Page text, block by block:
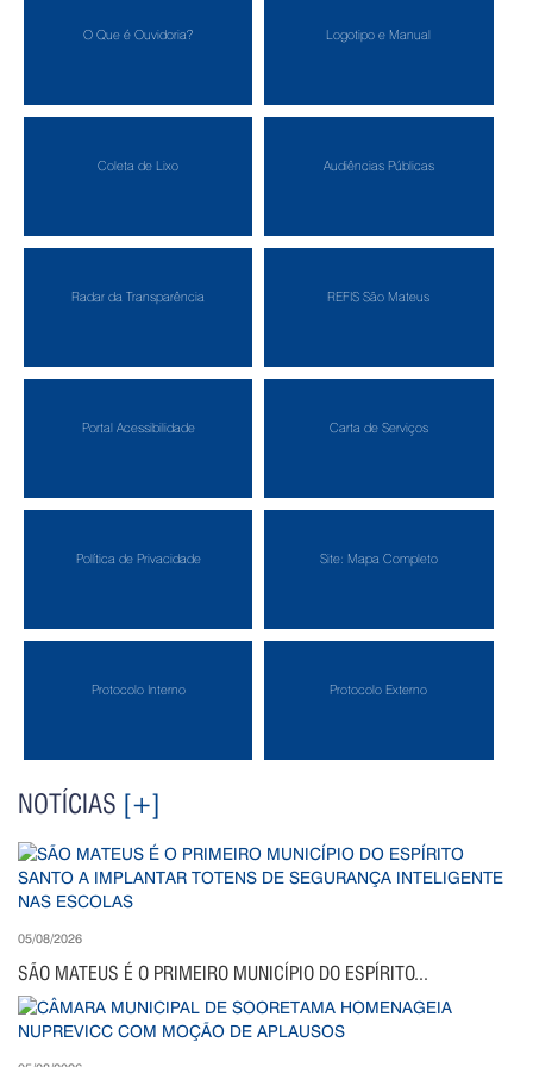
O Que é Ouvidoria? Logotipo e Manual
Coleta de Lixo Audiências Públicas
Radar da Transparência REFIS São Mateus
Portal Acessibilidade Carta de Serviços
Política de Privacidade Site: Mapa Completo
Protocolo Interno Protocolo Externo
NOTÍCIAS [+]
05/08/2026
SÃO MATEUS É O PRIMEIRO MUNICÍPIO DO ESPÍRITO...